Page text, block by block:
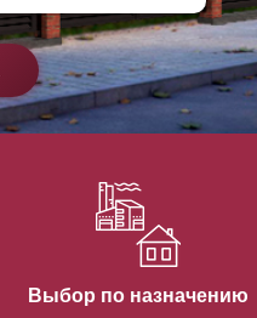
Выбор по назначению